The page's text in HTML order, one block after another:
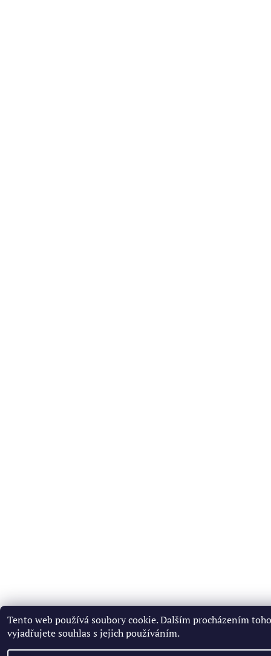
Tento web používá soubory cookie. Dalším procházením
vyjadřujete souhlas s jejich používáním.